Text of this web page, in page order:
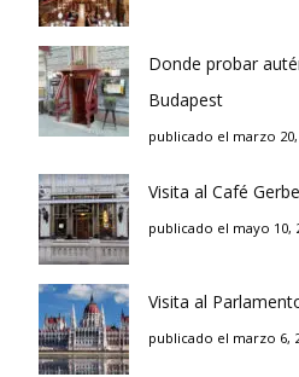
Donde probar
Budapest
publicado el marzo 20,
Visita al Café
publicado el mayo 10,
Visita al
publicado el marzo 6,